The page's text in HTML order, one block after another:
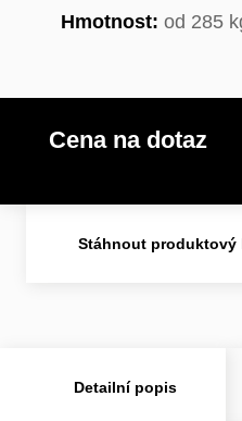
Hmotnost: od 285
Cena na dotaz
Stáhnout produktový
Detailní popis